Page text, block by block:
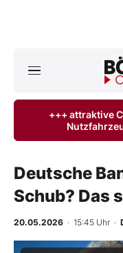
ktuelle
Finanz-Check
+++ attraktive
Deutsche
Schub? Das
20.05.2026 · 15:45 Uhr ·